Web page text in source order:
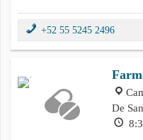
+52 55 5245 2496
De